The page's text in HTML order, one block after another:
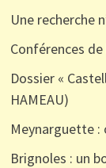
Une recherche
Conférences de
Dossier «
HAMEAU)
Meynarguette :
Brignoles : un